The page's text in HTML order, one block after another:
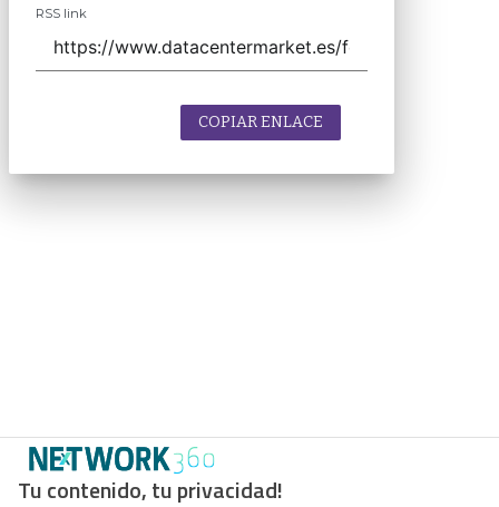
Tu contenido, tu privacidad!
RSS link
COPIAR ENLACE